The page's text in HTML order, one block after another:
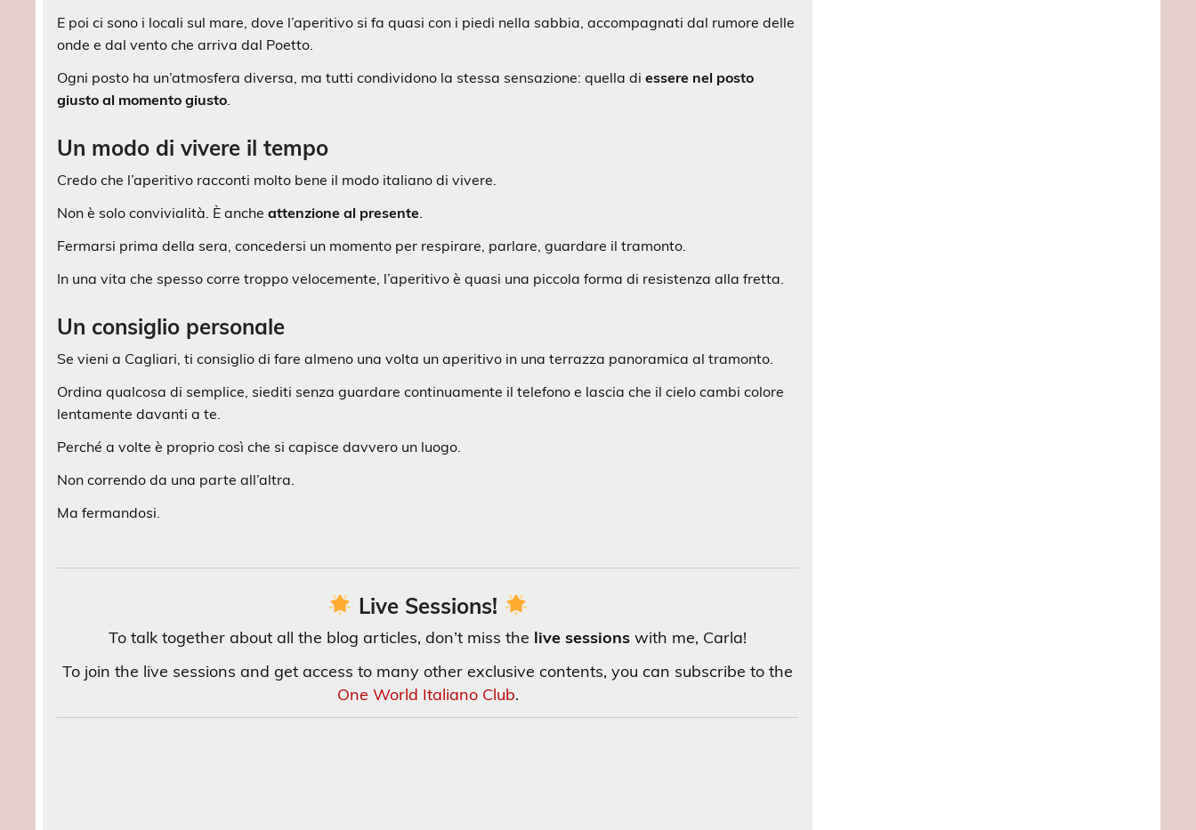
E poi ci sono i locali sul mare, dove l’aperitivo si fa quasi con i piedi nella sabbia, accompagnati dal rumore delle
onde e dal vento che arriva dal Poetto.
Ogni posto ha un’atmosfera diversa, ma tutti condividono la stessa sensazione: quella diessere nel posto
giusto al momento giusto.
Un modo di vivere il tempo
Credo che l’aperitivo racconti molto bene il modo italiano di vivere.
Non è solo convivialità. È ancheattenzione al presente.
Fermarsi prima della sera, concedersi un momento per respirare, parlare, guardare il tramonto.
In una vita che spesso corre troppo velocemente, l’aperitivo è quasi una piccola forma di resistenza alla fretta.
Un consiglio personale
Se vieni a Cagliari, ti consiglio di fare almeno una volta un aperitivo in una terrazza panoramica al tramonto.
Ordina qualcosa di semplice, siediti senza guardare continuamente il telefono e lascia che il cielo cambi colore
lentamente davanti a te.
Perché a volte è proprio così che si capisce davvero un luogo.
Non correndo da una parte all’altra.
Ma fermandosi.
Live Sessions!
To talk together about all the blog articles, don’t miss the live sessions with me, Carla!
To join the live sessions and get access to many other exclusive contents, you can subscribe to the
One World Italiano Club.